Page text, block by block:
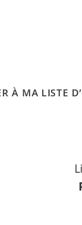
À MA LISTE